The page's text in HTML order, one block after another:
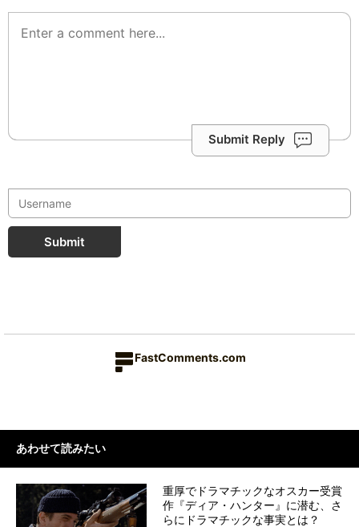
Submit Reply
Submit
FastComments.com
あわせて読みたい
重厚でドラマチックなオスカー受賞
作『ディア・ハンター』に潜む、さ
らにドラマチックな事実とは？